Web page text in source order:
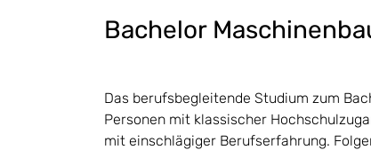
Bachelor
Das berufsbegleitende Studium zum
Personen mit klassischer
mit einschlägiger Berufserfahrung.